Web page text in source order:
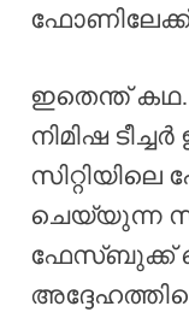
ഇതെന്ത്
നിമിഷ
സിറ്റിയിലെ
ചെയ്യുന്ന
ഫേസ്ബുക്ക്‌